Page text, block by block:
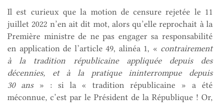
Il est curieux que la motion de censure rejetée le 11
juillet 2022 n’en ait dit mot, alors qu’elle reprochait à la
Première ministre de ne pas engager sa responsabilité
en application de l’article 49, alinéa 1, « contrairement
à la tradition républicaine appliquée depuis des
décennies, et à la pratique ininterrompue depuis
30 ans» : si la « tradition républicaine » a été
méconnue, c’est par le Président de la République ! Or,